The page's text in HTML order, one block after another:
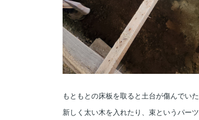
もともとの床板を取ると土台が傷んでい
新しく太い木を入れたり、束というパー